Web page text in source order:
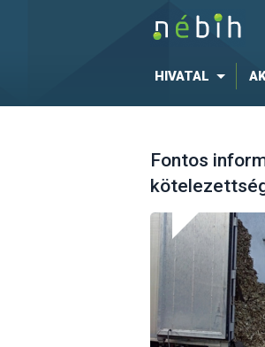
HIVATAL
Fontos